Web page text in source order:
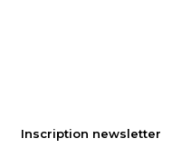
Inscription newsletter